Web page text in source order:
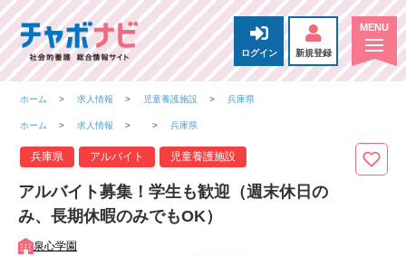
ログイン 新規登録
ホーム 求人情報 児童養護施設 兵庫県
ホーム 求人情報 兵庫県
兵庫県 アルバイト 児童養護施設
アルバイト募集！学生も歓迎（週末休日の
み、長期休暇のみでもOK）
泉心学園